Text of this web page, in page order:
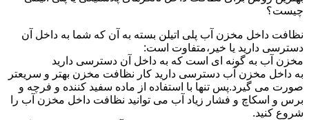
چیست؟
نظافت داخل مخزن آب پلی اتیلن بسته به آن که شما به داخل آن
دسترسی دارید یا خیر،متفاوت است:
مخزن آب به گونه ای است که به داخل آن دسترسی دارید
به داخل مخزن آب دسترسی دارید کار نظافت مخزن بهتر و سریعتر
صورت می گیرد.پس تنها با استفاده از ماده سفید کننده و فرچه و
برس و اسکاچ و فشار زیاد آب می توانید نظافت داخل مخزن آب را
شروع کنید.